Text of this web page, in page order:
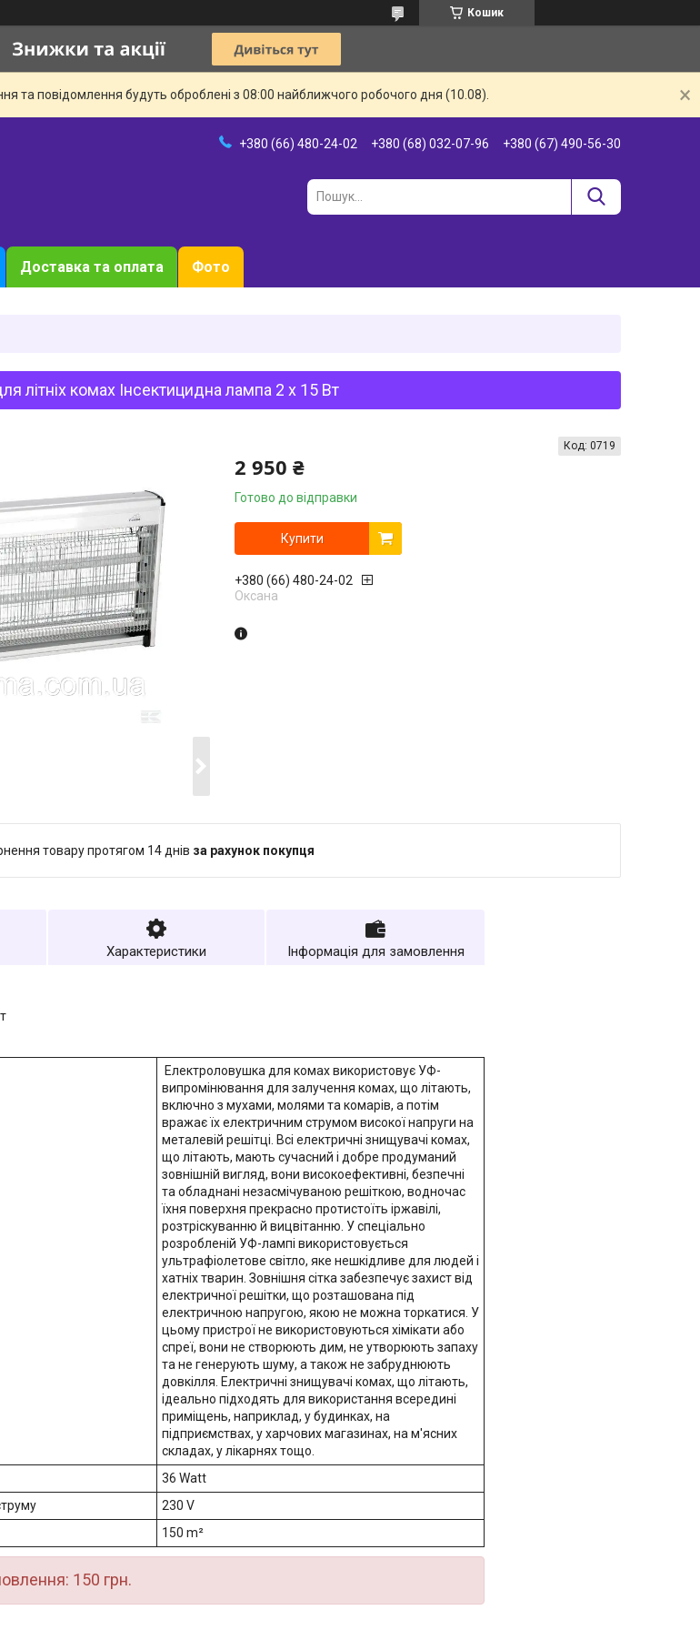
Кошик
та повідомлення будуть оброблені з 08:00 найближчого робочого дня (10.08).
+380 (66) 480-24-02 +380 (68) 032-07-96 +380 (67) 490-56-30
Доставка та оплата Фото
літніх комах Інсектицидна лампа 2 x 15 Вт
2 950 ₴
Готово до відправки
Код: 0719
Купити
+380 (66) 480-24-02
Оксана
товару протягом 14 днів за рахунок покупця
Характеристики Інформація для замовлення
Електроловушка для комах використовує УФ-
випромінювання для залучення комах, що літають,
включно з мухами, молями та комарів, а потім
вражає їх електричним струмом високої напруги на
металевій решітці. Всі електричні знищувачі комах,
що літають, мають сучасний і добре продуманий
зовнішній вигляд, вони високоефективні, безпечні
та обладнані незасмічуваною решіткою, водночас
їхня поверхня прекрасно протистоїть іржавілі,
розтріскуванню й вицвітанню. У спеціально
розробленій УФ-лампі використовується
ультрафіолетове світло, яке нешкідливе для людей і
хатніх тварин. Зовнішня сітка забезпечує захист від
електричної решітки, що розташована під
електричною напругою, якою не можна торкатися. У
цьому пристрої не використовуються хімікати або
спреї, вони не створюють дим, не утворюють запаху
та не генерують шуму, а також не забруднюють
довкілля. Електричні знищувачі комах, що літають,
ідеально підходять для використання всередині
приміщень, наприклад, у будинках, на
підприємствах, у харчових магазинах, на м'ясних
складах, у лікарнях тощо.
36 Watt
230 V
150 m²
150 грн.